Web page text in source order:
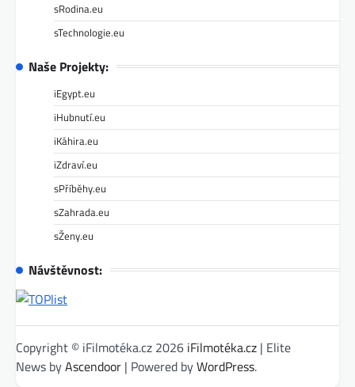
sRodina.eu
sTechnologie.eu
Naše Projekty:
iEgypt.eu
iHubnutí.eu
iKáhira.eu
iZdraví.eu
sPříběhy.eu
sZahrada.eu
sŽeny.eu
Návštěvnost:
Copyright © iFilmotéka.cz 2026 iFilmotéka.cz | Elite
News byAscendoor | Powered byWordPress.